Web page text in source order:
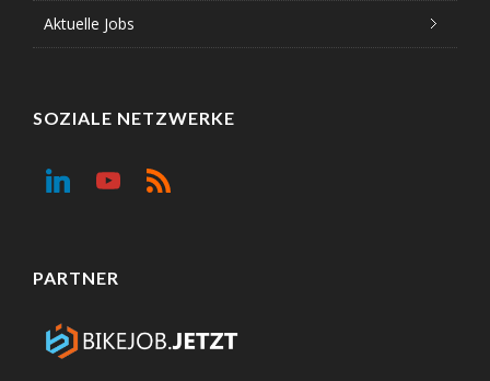
Aktuelle Jobs
SOZIALE NETZWERKE
PARTNER